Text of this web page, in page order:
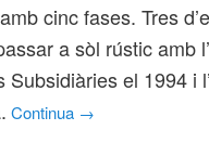
cinc fases. Tres
a sòl rústic amb
el 1994 i
Continua →